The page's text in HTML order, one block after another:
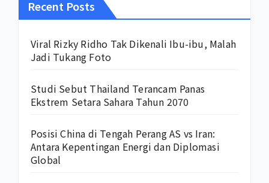
Recent Posts
Viral Rizky Ridho Tak Dikenali Ibu-ibu, Malah
Jadi Tukang Foto
Studi Sebut Thailand Terancam Panas
Ekstrem Setara Sahara Tahun 2070
Posisi China di Tengah Perang AS vs Iran:
Antara Kepentingan Energi dan Diplomasi
Global